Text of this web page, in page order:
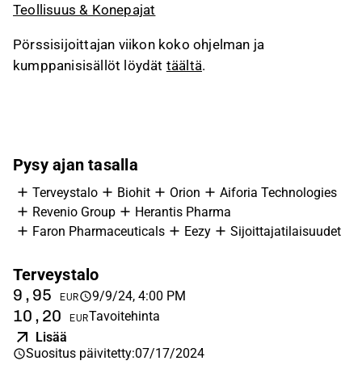
Teollisuus & Konepajat
Pörssisijoittajan viikon koko ohjelman ja
kumppanisisällöt löydät täältä.
Pysy ajan tasalla
Terveystalo Biohit Orion
Aiforia Technologies
Revenio Group
Herantis Pharma
Faron Pharmaceuticals
Eezy Sijoittajatilaisuudet
Terveystalo
9,95 EUR 9/9/24, 4:00 PM
10,20 EURTavoitehinta
Lisää
Suositus päivitetty:07/17/2024